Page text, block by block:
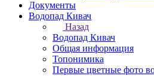
Документы
Водопад Кивач
Назад
Водопад Кивач
Общая информация
Топонимика
Первые цветные фото